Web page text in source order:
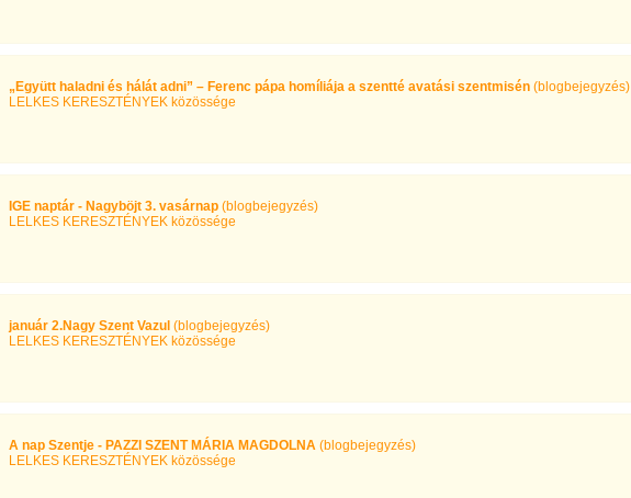
„Együtt haladni és hálát adni” – Ferenc pápa homíliája a szentté avatási szentmisén (blogbejegyzés)
LELKES KERESZTÉNYEK közössége
IGE naptár - Nagyböjt 3. vasárnap (blogbejegyzés)
LELKES KERESZTÉNYEK közössége
január 2.Nagy Szent Vazul (blogbejegyzés)
LELKES KERESZTÉNYEK közössége
A nap Szentje - PAZZI SZENT MÁRIA MAGDOLNA (blogbejegyzés)
LELKES KERESZTÉNYEK közössége